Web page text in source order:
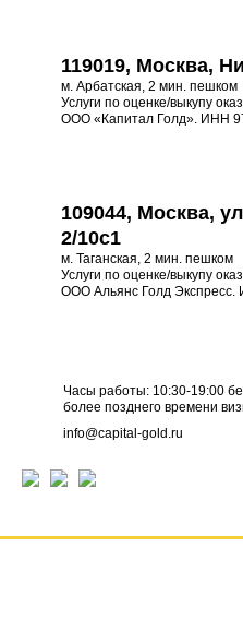
119019, Москва,
м. Арбатская, 2 мин. пешком
Услуги по оценке/выкупу
ООО «Капитал Голд». ИНН
109044, Москва,
2/10с1
м. Таганская, 2 мин. пешком
Услуги по оценке/выкупу
ООО Альянс Голд Экспресс.
Часы работы: 10:30-19:00
более позднего времени
info@capital-gold.ru